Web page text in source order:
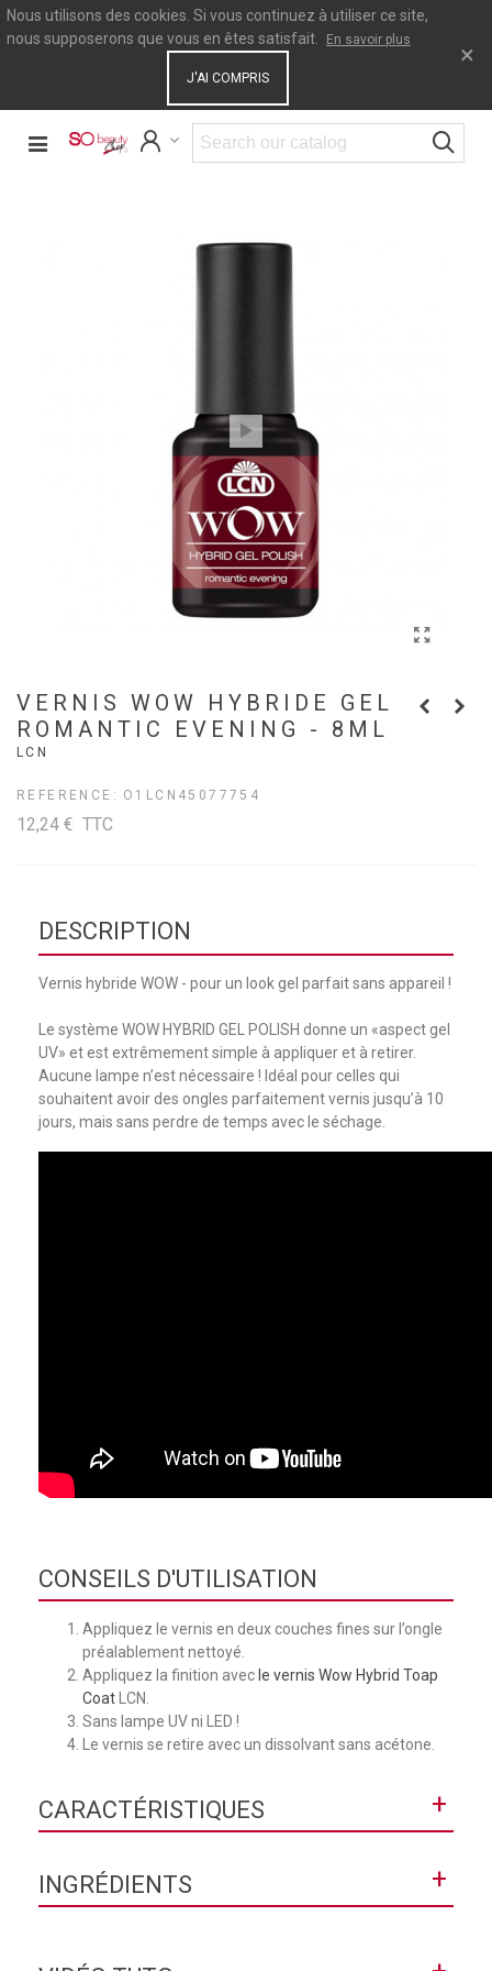
Nous utilisons des cookies. Si vous continuez à utiliser ce site,
nous supposerons que vous en êtes satisfait.
En savoir plus
J'AI COMPRIS
×
VERNIS WOW HYBRIDE GEL
ROMANTIC EVENING - 8ML
LCN
REFERENCE: O1LCN45077754
12,24 € TTC
DESCRIPTION
Vernis hybride WOW - pour un look gel parfait sans appareil !
Le système WOW HYBRID GEL POLISH donne un «aspect gel
UV» et est extrêmement simple à appliquer et à retirer.
Aucune lampe n’est nécessaire ! Idéal pour celles qui
souhaitent avoir des ongles parfaitement vernis jusqu’à 10
jours, mais sans perdre de temps avec le séchage.
CONSEILS D'UTILISATION
Appliquez le vernis en deux couches fines sur l’ongle
préalablement nettoyé.
Appliquez la finition avec le vernis Wow Hybrid Toap
Coat LCN.
Sans lampe UV ni LED !
Le vernis se retire avec un dissolvant sans acétone.
CARACTÉRISTIQUES +
Collection
INGRÉDIENTS +